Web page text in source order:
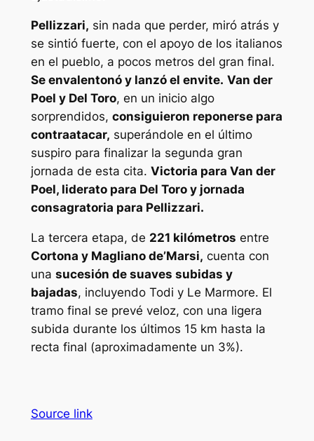
Pellizzari, sin nada que perder, miró atrás y
se sintió fuerte, con el apoyo de los italianos
en el pueblo, a pocos metros del gran final.
Se envalentonó y lanzó el envite. Van der
Poel y Del Toro, en un inicio algo
sorprendidos, consiguieron reponerse para
contraatacar, superándole en el último
suspiro para finalizar la segunda gran
jornada de esta cita. Victoria para Van der
Poel, liderato para Del Toro y jornada
consagratoria para Pellizzari.
La tercera etapa, de 221 kilómetros entre
Cortona y Magliano de’Marsi, cuenta con
una sucesión de suaves subidas y
bajadas, incluyendo Todi y Le Marmore. El
tramo final se prevé veloz, con una ligera
subida durante los últimos 15 km hasta la
recta final (aproximadamente un 3%).
Source link